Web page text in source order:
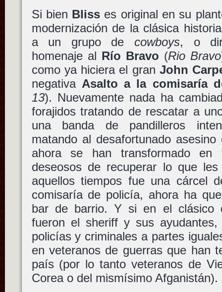
Si bien Bliss es original en su
modernización de la clásica
a un grupo decowboys, o
homenaje al Río Bravo (Rio Bravo
como ya hiciera el granJohn
negativa Asalto a la comisaría
13). Nuevamente nada ha
forajidos tratando de rescatar a
una banda de pandilleros
matando al desafortunado
ahora se han transformado en
deseosos de recuperar lo que
aquellos tiempos fue una cárcel
comisaría de policía, ahora ha
bar de barrio. Y si en el
fueron el sheriff y sus
policías y criminales a partes
en veteranos de guerras que han
país (por lo tanto veteranos de
Corea o del mismísimo Afganistán).